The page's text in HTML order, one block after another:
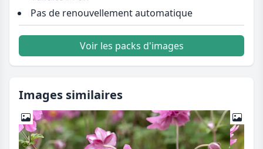
Pas de renouvellement automatique
Voir les packs d'images
Images similaires